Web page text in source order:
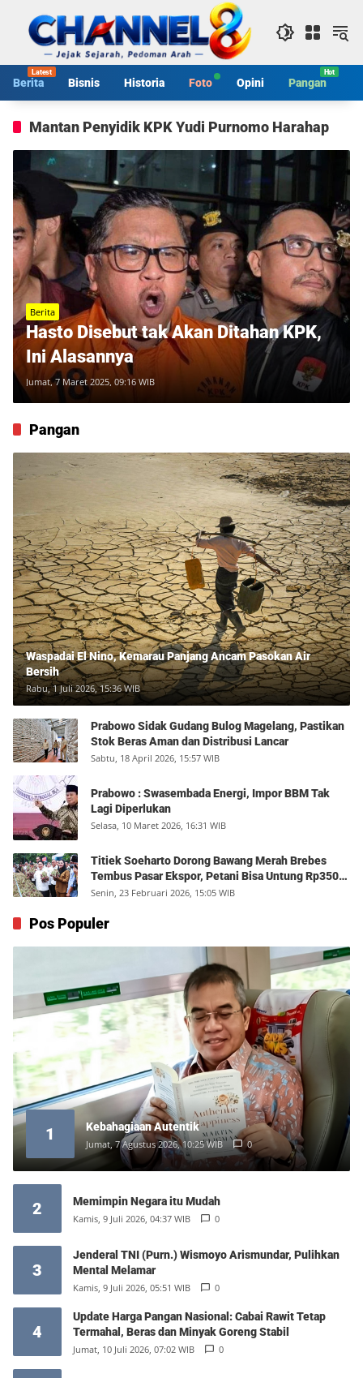
konten
Berita Bisnis Historia Foto Opini Pangan
Mantan Penyidik KPK Yudi Purnomo Harahap
Berita
Hasto Disebut tak Akan Ditahan KPK,
Ini Alasannya
Jumat, 7 Maret 2025, 09:16 WIB
Pangan
Waspadai El Nino, Kemarau Panjang Ancam Pasokan Air
Bersih
Rabu, 1 Juli 2026, 15:36 WIB
Prabowo Sidak Gudang Bulog Magelang, Pastikan
Stok Beras Aman dan Distribusi Lancar
Sabtu, 18 April 2026, 15:57 WIB
Prabowo : Swasembada Energi, Impor BBM Tak
Lagi Diperlukan
Selasa, 10 Maret 2026, 16:31 WIB
Titiek Soeharto Dorong Bawang Merah Brebes
Tembus Pasar Ekspor, Petani Bisa Untung Rp350
Juta per Hektare
Senin, 23 Februari 2026, 15:05 WIB
Pos Populer
1 Kebahagiaan Autentik
Jumat, 7 Agustus 2026, 10:25 WIB 0
2 Memimpin Negara itu Mudah
Kamis, 9 Juli 2026, 04:37 WIB 0
3
Jenderal TNI (Purn.) Wismoyo Arismundar, Pulihkan
Mental Melamar
Kamis, 9 Juli 2026, 05:51 WIB 0
4
Update Harga Pangan Nasional: Cabai Rawit Tetap
Termahal, Beras dan Minyak Goreng Stabil
Jumat, 10 Juli 2026, 07:02 WIB 0